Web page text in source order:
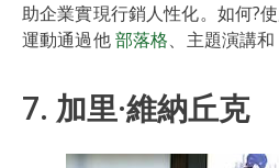
助企業實現行銷人性化。如何?
運動通過他部落格、主題演講和
7. 加里·維納丘克